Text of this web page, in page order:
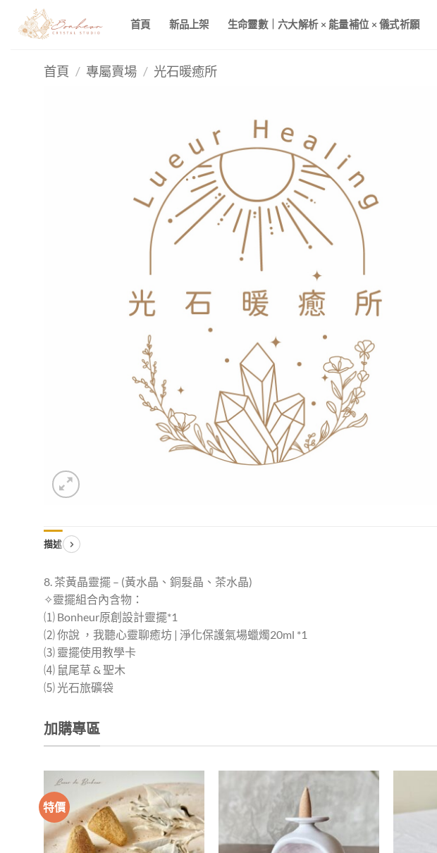
首頁 新品上架 生命靈數｜六大解析 × 能量補位 × 儀式祈願
首頁 / 專屬賣場 / 光石暖癒所
描述
8. 茶黃晶靈擺 – (黃水晶、銅髮晶、茶水晶)
✧靈擺組合內含物：
⑴ Bonheur原創設計靈擺*1
⑵ 你說 ，我聽心靈聊癒坊 | 淨化保護氣場蠟燭20ml *1
⑶ 靈擺使用教學卡
⑷ 鼠尾草 & 聖木
⑸ 光石旅礦袋
加購專區
特價
加入
收藏